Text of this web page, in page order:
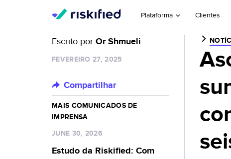
Plataforma Clientes
Escrito por Or Shmueli
FEVEREIRO 27, 2025
Compartilhar
MAIS COMUNICADOS DE
IMPRENSA
JUNE 30, 2026
Estudo da Riskified: Com